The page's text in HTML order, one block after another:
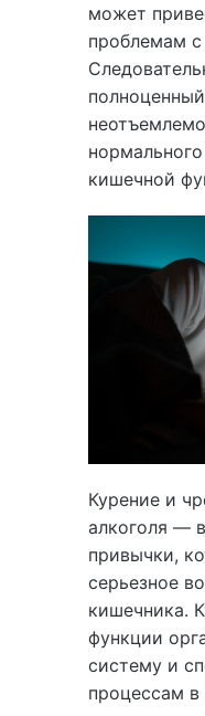
может
проблемам
кишечной
Курение и
алкоголя —
привычки,
серьезное
кишечника.
функции
систему и
процессам